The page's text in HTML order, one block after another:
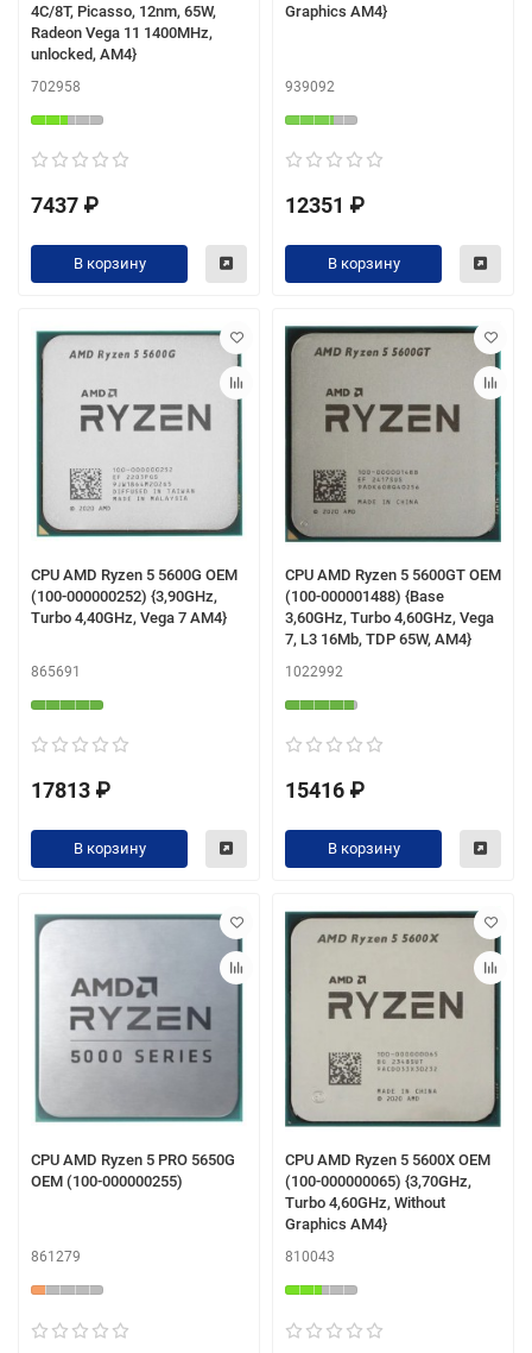
4C/8T, Picasso, 12nm, 65W,
Radeon Vega 11 1400MHz,
unlocked, AM4}
702958
7437 ₽
В корзину
Graphics AM4}
939092
12351 ₽
В корзину
CPU AMD Ryzen 5 5600G OEM
(100-000000252) {3,90GHz,
Turbo 4,40GHz, Vega 7 AM4}
865691
17813 ₽
В корзину
CPU AMD Ryzen 5 5600GT OEM
(100-000001488) {Base
3,60GHz, Turbo 4,60GHz, Vega
7, L3 16Mb, TDP 65W, AM4}
1022992
15416 ₽
В корзину
CPU AMD Ryzen 5 PRO 5650G
OEM (100-000000255)
861279
CPU AMD Ryzen 5 5600X OEM
(100-000000065) {3,70GHz,
Turbo 4,60GHz, Without
Graphics AM4}
810043